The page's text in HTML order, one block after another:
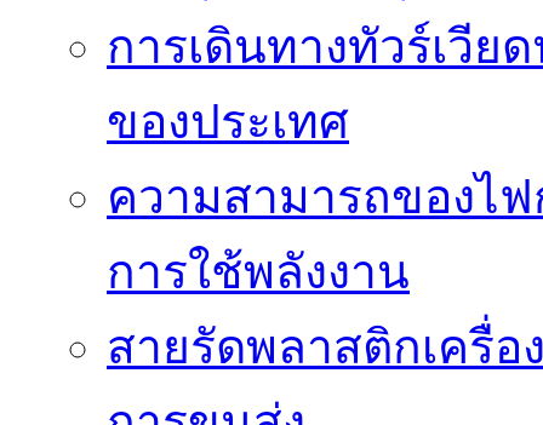
การเดินทางทัวร์เวี
ของประเทศ
ความสามารถของไ
การใช้พลังงาน
สายรัดพลาสติกเครื่